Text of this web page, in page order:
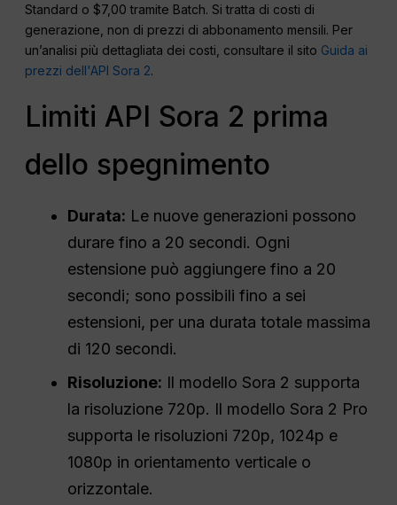
Standard o $7,00 tramite Batch. Si tratta di costi di
generazione, non di prezzi di abbonamento mensili. Per
un’analisi più dettagliata dei costi, consultare il sito Guida ai
prezzi dell'API Sora 2.
Limiti API Sora 2 prima
dello spegnimento
Durata: Le nuove generazioni possono
durare fino a 20 secondi. Ogni
estensione può aggiungere fino a 20
secondi; sono possibili fino a sei
estensioni, per una durata totale massima
di 120 secondi.
Risoluzione: Il modello Sora 2 supporta
la risoluzione 720p. Il modello Sora 2 Pro
supporta le risoluzioni 720p, 1024p e
1080p in orientamento verticale o
orizzontale.